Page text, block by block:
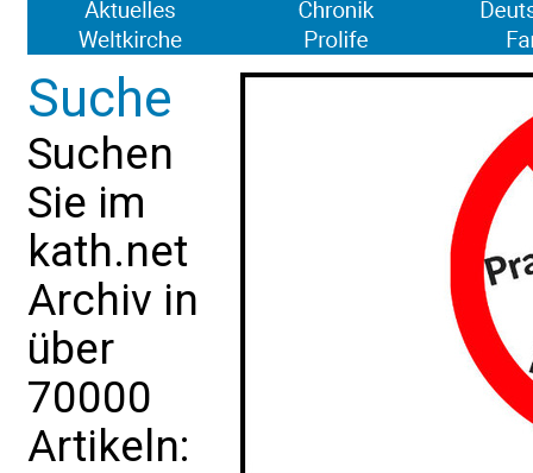
Suche
Suchen
Sie im
kath.net
Archiv in
über
70000
Artikeln: